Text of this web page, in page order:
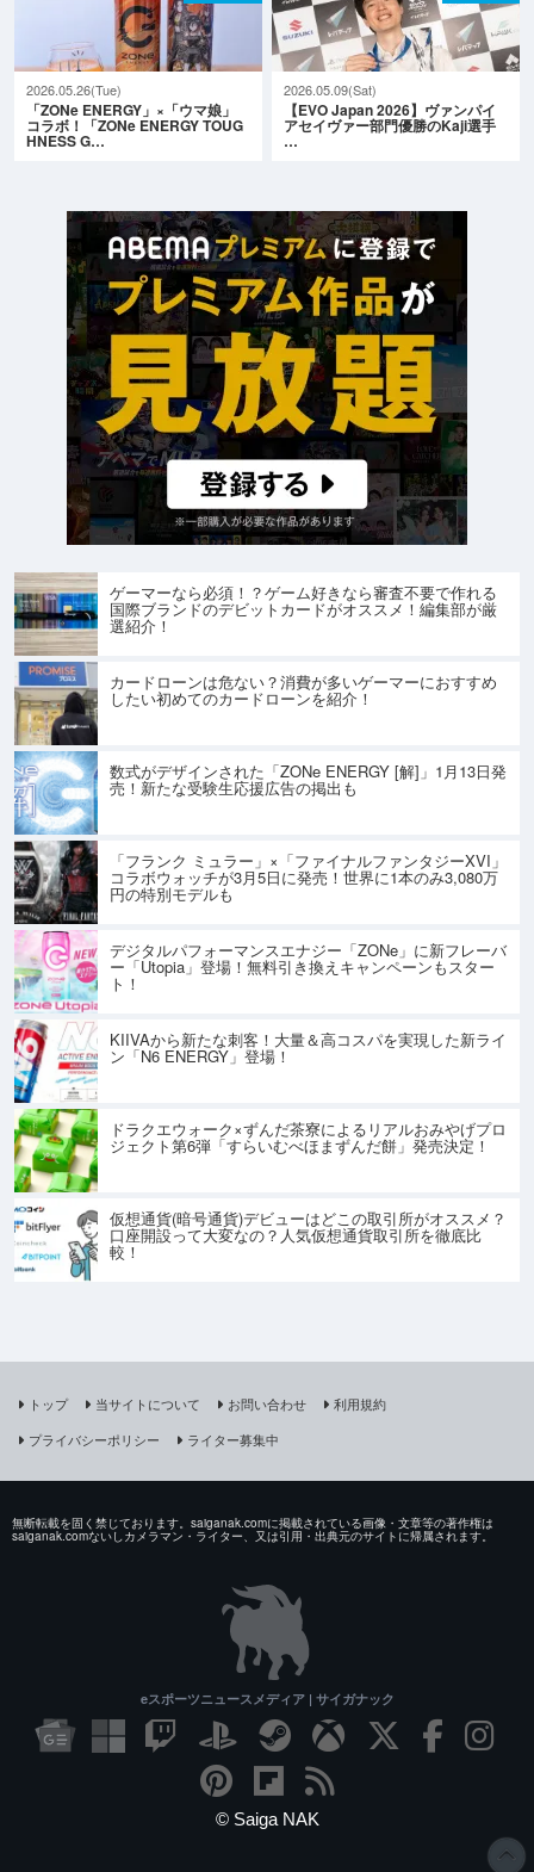
2026.05.26(Tue)
「ZONe ENERGY」×「ウマ娘」
コラボ！「ZONe ENERGY TOUG
HNESS G…
2026.05.09(Sat)
【EVO Japan 2026】ヴァンパイ
アセイヴァー部門優勝のKaji選手
…
ゲーマーなら必須！？ゲーム好きなら審査不要で作れる
国際ブランドのデビットカードがオススメ！編集部が厳
選紹介！
カードローンは危ない？消費が多いゲーマーにおすすめ
したい初めてのカードローンを紹介！
数式がデザインされた「ZONe ENERGY [解]」1月13日発
売！新たな受験生応援広告の掲出も
「フランク ミュラー」×「ファイナルファンタジーXVI」
コラボウォッチが3月5日に発売！世界に1本のみ3,080万
円の特別モデルも
デジタルパフォーマンスエナジー「ZONe」に新フレーバ
ー「Utopia」登場！無料引き換えキャンペーンもスター
ト！
KIIVAから新たな刺客！大量＆高コスパを実現した新ライ
ン「N6 ENERGY」登場！
ドラクエウォーク×ずんだ茶寮によるリアルおみやげプロ
ジェクト第6弾「すらいむべほまずんだ餅」発売決定！
仮想通貨(暗号通貨)デビューはどこの取引所がオススメ？
口座開設って大変なの？人気仮想通貨取引所を徹底比
較！
トップ 当サイトについて お問い合わせ
利用規約
プライバシーポリシー
ライター募集中
無断転載を固く禁じております。saiganak.comに掲載されている画像・文章等の著作権は
saiganak.comないしカメラマン・ライター、又は引用・出典元のサイトに帰属されます。
eスポーツニュースメディア | サイガナック
© Saiga NAK